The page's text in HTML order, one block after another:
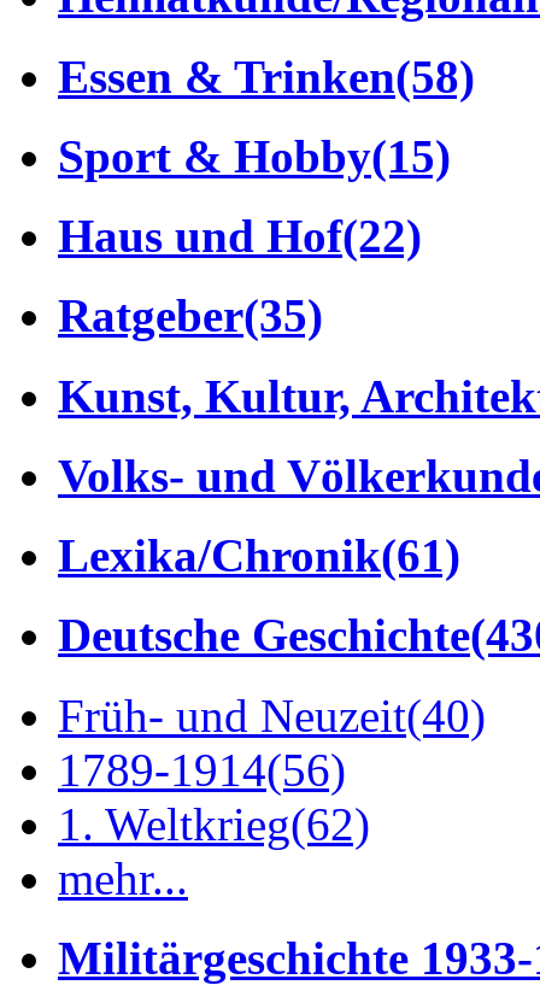
Essen & Trinken(58)
Sport & Hobby(15)
Haus und Hof(22)
Ratgeber(35)
Kunst, Kultur,
Volks- und
Lexika/Chronik(61)
Deutsche Geschichte
Früh- und Neuzeit(40)
1789-1914(56)
1. Weltkrieg(62)
mehr...
Militärgeschichte 1933-